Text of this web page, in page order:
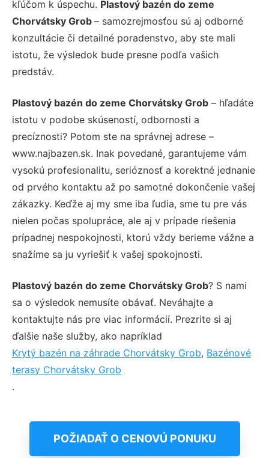
kľúčom k úspechu. Plastový bazén do zeme
Chorvátsky Grob – samozrejmosťou sú aj odborné
konzultácie či detailné poradenstvo, aby ste mali
istotu, že výsledok bude presne podľa vašich
predstáv.
Plastový bazén do zeme Chorvátsky Grob – hľadáte
istotu v podobe skúseností, odbornosti a
precíznosti? Potom ste na správnej adrese –
www.najbazen.sk. Inak povedané, garantujeme vám
vysokú profesionalitu, serióznosť a korektné jednanie
od prvého kontaktu až po samotné dokončenie vašej
zákazky. Keďže aj my sme iba ľudia, sme tu pre vás
nielen počas spolupráce, ale aj v prípade riešenia
prípadnej nespokojnosti, ktorú vždy berieme vážne a
snažíme sa ju vyriešiť k vašej spokojnosti.
Plastový bazén do zeme Chorvátsky Grob? S nami
sa o výsledok nemusíte obávať. Neváhajte a
kontaktujte nás pre viac informácií. Prezrite si aj
ďalšie naše služby, ako napríklad
Krytý bazén na záhrade Chorvátsky Grob, Bazénové
terasy Chorvátsky Grob
.
POŽIADAŤ O CENOVÚ PONUKU